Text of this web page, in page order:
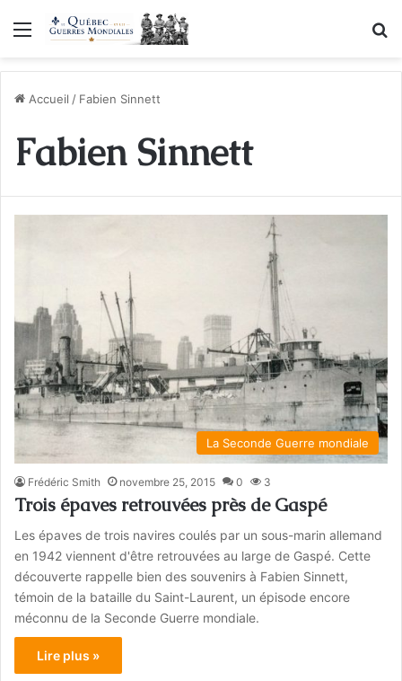
Menu
Accueil / Fabien Sinnett
Fabien Sinnett
La Seconde Guerre mondiale
Frédéric Smith novembre 25, 2015 0 3
Trois épaves retrouvées près de Gaspé
Les épaves de trois navires coulés par un sous-marin allemand
en 1942 viennent d'être retrouvées au large de Gaspé. Cette
découverte rappelle bien des souvenirs à Fabien Sinnett,
témoin de la bataille du Saint-Laurent, un épisode encore
méconnu de la Seconde Guerre mondiale.
Lire plus »